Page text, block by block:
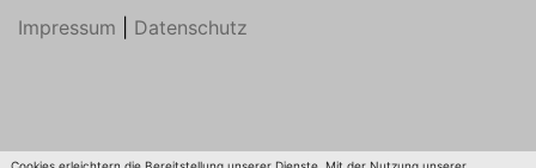
Impressum Datenschutz